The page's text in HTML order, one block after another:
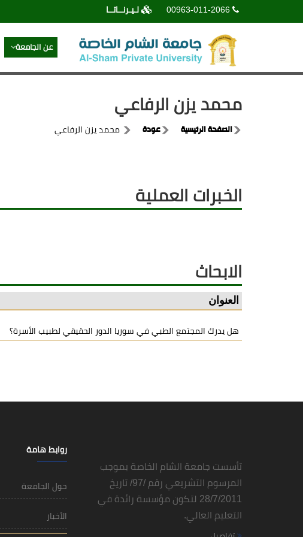
00963-011-2066 لـيـرنــاتــا
عن الجامعة
محمد يزن الرفاعي
الصفحة الرئيسية عودة محمد يزن الرفاعي
الخبرات العملية
الابحاث
العنوان
هل يدرك المجتمع الطبي في سوريا الدور الحقيقي لطبيب الأسرة؟
تأسست جامعة الشام الخاصة بموجب
المرسوم التشريعي رقم /97/ تاريخ
28/7/2011 لتكون مؤسسة رائدة في
التعليم العالي.
روابط هامة
حول الجامعة
الأخبار